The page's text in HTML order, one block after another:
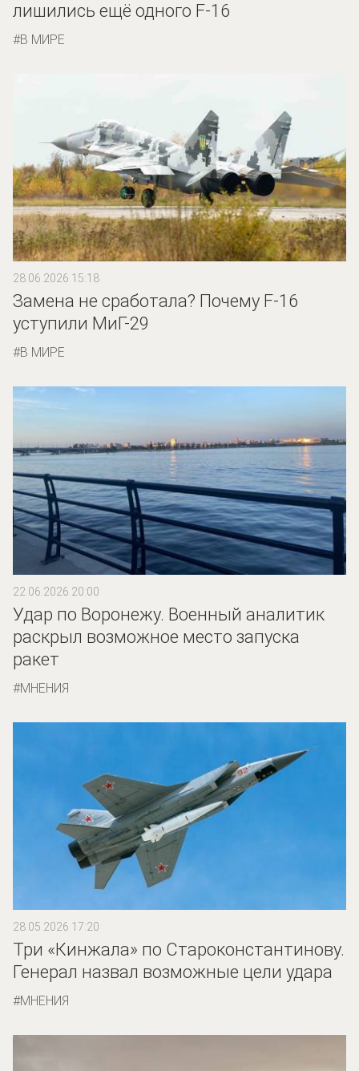
лишились ещё одного F-16
В МИРЕ
28.06.2026 15:18
Замена не сработала? Почему F-16
уступили МиГ-29
В МИРЕ
22.06.2026 20:00
Удар по Воронежу. Военный аналитик
раскрыл возможное место запуска
ракет
МНЕНИЯ
28.05.2026 17:20
Три «Кинжала» по Староконстантинову.
Генерал назвал возможные цели удара
МНЕНИЯ